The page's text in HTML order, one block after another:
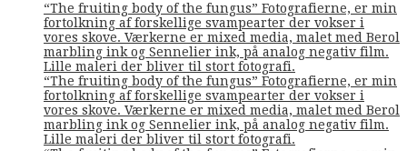
“The fruiting body of the fungus” Fotografierne, er min
fortolkning af forskellige svampearter der vokser i
vores skove. Værkerne er mixed media, malet med Berol
marbling ink og Sennelier ink, på analog negativ film.
Lille maleri der bliver til stort fotografi.
“The fruiting body of the fungus” Fotografierne, er min
fortolkning af forskellige svampearter der vokser i
vores skove. Værkerne er mixed media, malet med Berol
marbling ink og Sennelier ink, på analog negativ film.
Lille maleri der bliver til stort fotografi.